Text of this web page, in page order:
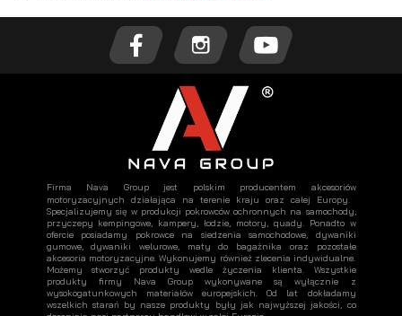
Firma Nava Group jest polskim producentem akcesoriów
motoryzacyjnych działająca na terenie kraju oraz całej Europy.
Specjalizujemy się w produkcji pokrowców ochronnych na samochody,
przyczepy kempingowe, kampery, łodzie, motory, quady. Ponadto w
ofercie posiadamy pokrowce na siedzenia samochodowe, dywaniki
gumowe, dywaniki welurowe, maty do bagażnika oraz pozostałe
akcesoria motoryzacyjne. Wykonujemy również zlecenia indywidualne.
Możemy stworzyć produkty wedle życzenia klienta. Wszystkie
produkty firmy Nava Group wykonywane są wyłącznie z
wysokogatunkowych materiałów europejskich. Od lat dokładamy
wszelkich starań by nasze produkty były jak najwyższej jakości, co